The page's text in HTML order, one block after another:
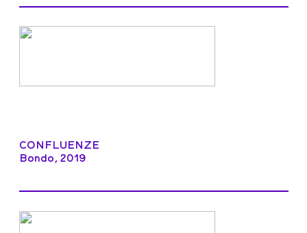
CONFLUENZE
Bondo, 2019